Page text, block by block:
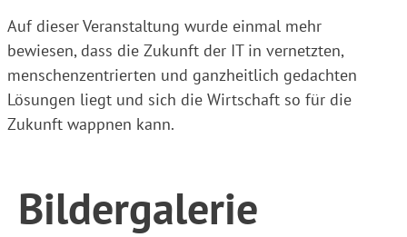
Auf dieser Veranstaltung wurde einmal mehr
bewiesen, dass die Zukunft der IT in vernetzten,
menschenzentrierten und ganzheitlich gedachten
Lösungen liegt und sich die Wirtschaft so für die
Zukunft wappnen kann.
Bildergalerie